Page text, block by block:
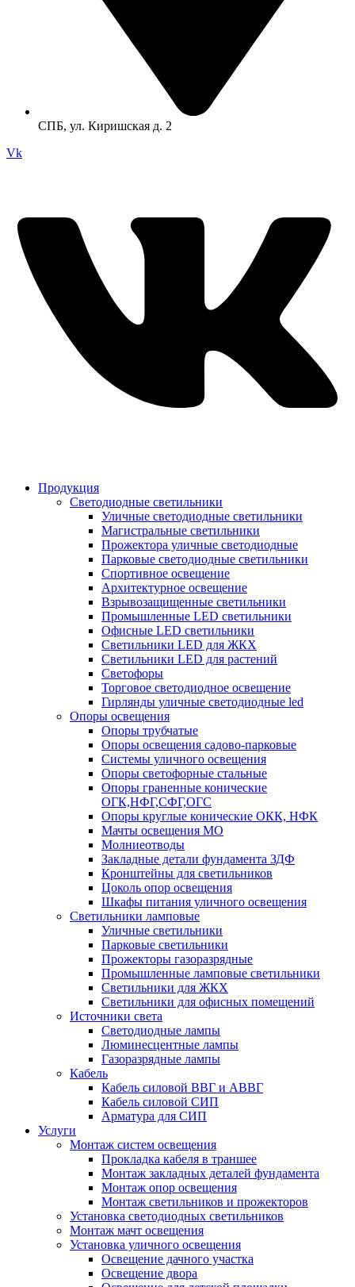
СПБ, ул. Киришская д. 2
Vk
Продукция
Светодиодные светильники
Уличные светодиодные светильники
Магистральные светильники
Прожектора уличные светодиодные
Парковые светодиодные светильники
Спортивное освещение
Архитектурное освещение
Взрывозащищенные светильники
Промышленные LED светильники
Офисные LED светильники
Cветильники LED для ЖКХ
Светильники LED для растений
Светофоры
Торговое светодиодное освещение
Гирлянды уличные светодиодные led
Опоры освещения
Опоры трубчатые
Опоры освещения садово-парковые
Системы уличного освещения
Опоры светофорные стальные
Опоры граненные конические
ОГК,НФГ,СФГ,ОГС
Опоры круглые конические ОКК, НФК
Мачты освещения МО
Молниеотводы
Закладные детали фундамента ЗДФ
Кронштейны для светильников
Цоколь опор освещения
Шкафы питания уличного освещения
Светильники ламповые
Уличные светильники
Парковые светильники
Прожекторы газоразрядные
Промышленные ламповые светильники
Светильники для ЖКХ
Светильники для офисных помещений
Источники света
Светодиодные лампы
Люминесцентные лампы
Газоразрядные лампы
Кабель
Кабель силовой ВВГ и АВВГ
Кабель силовой СИП
Арматура для СИП
Услуги
Монтаж систем освещения
Прокладка кабеля в траншее
Монтаж закладных деталей фундамента
Монтаж опор освещения
Монтаж светильников и прожекторов
Установка светодиодных светильников
Монтаж мачт освещения
Установка уличного освещения
Освещение дачного участка
Освещение двора